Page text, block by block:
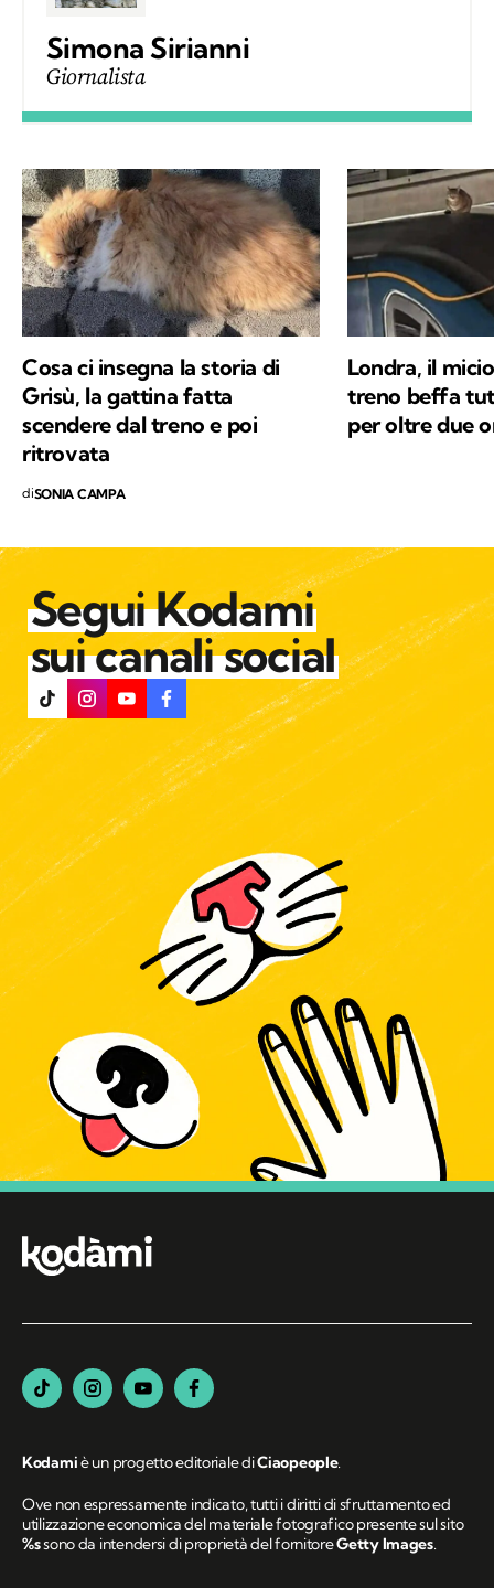
Simona Sirianni
Giornalista
Cosa ci insegna la storia di
Grisù, la gattina fatta
scendere dal treno e poi
ritrovata
diSONIA CAMPA
Londra, il
treno beffa
per oltre due
Segui Kodami
sui canali social
Kodamiè un progetto editoriale diCiaopeople.
Ove non espressamente indicato, tutti i diritti di sfruttamento ed
utilizzazione economica del materiale fotografico presente sul sito
%ssono da intendersi di proprietà del fornitoreGetty Images.